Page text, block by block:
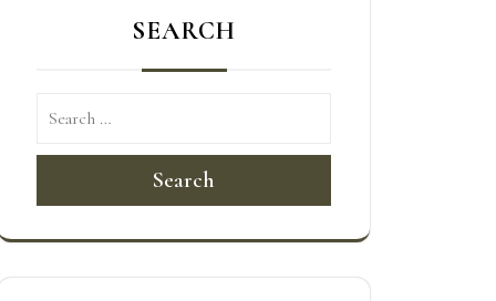
SEARCH
Search